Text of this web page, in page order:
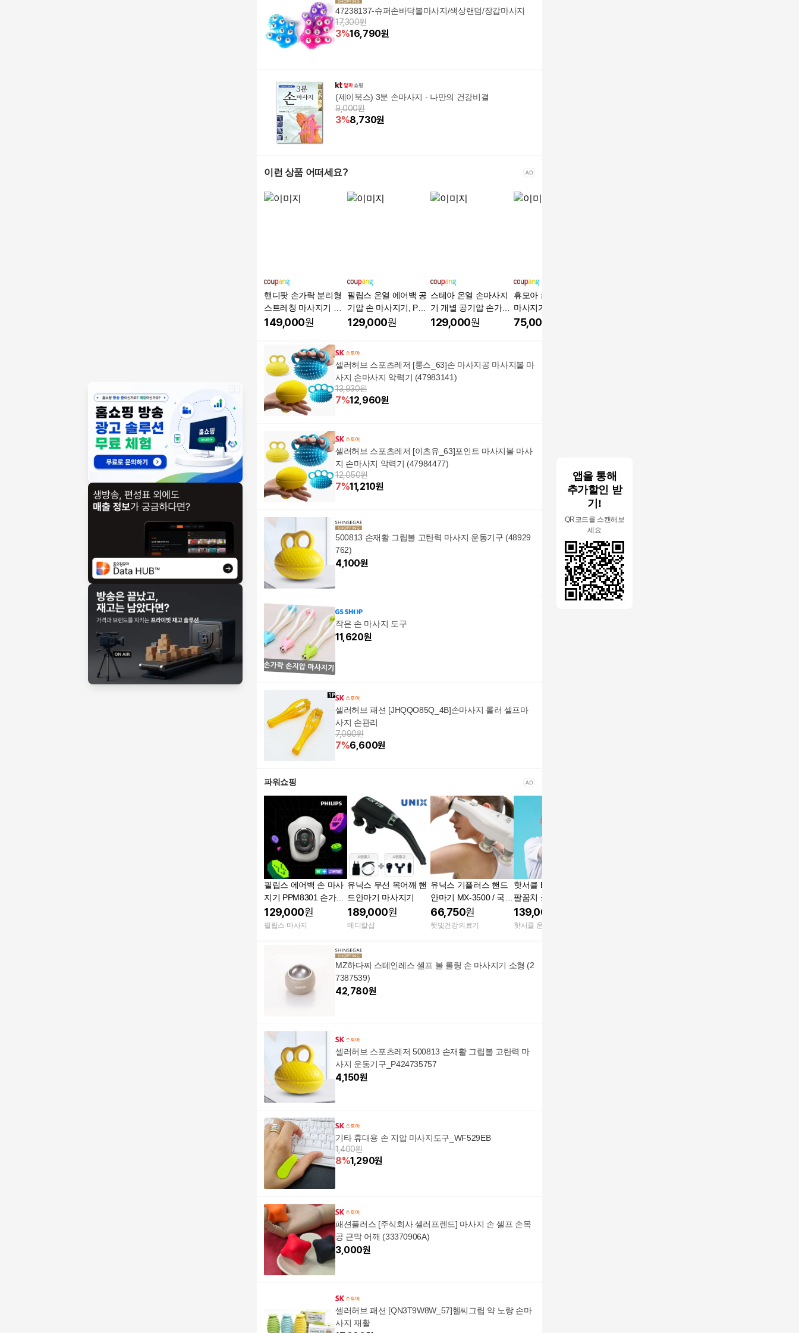
앱을 통해
추가할인 받
기!
QR코드를 스캔해보
세요
47238137-슈퍼손바닥볼마사지/색상랜덤/장갑마사지
17,300원
3%16,790원
(제이북스) 3분 손마사지 - 나만의 건강비결
9,000원
3%8,730원
이런 상품 어떠세요?
핸디팟 손가락 분리형
스트레칭 마사지기 온
열 손 손목 마사지 기
149,000원
필립스 온열 에어백 공
기압 손 마사지기, PPM
8301, 그레이
129,000원
스테아 온열 손마사지
기 개별 공기압 손가락,
아이보리, WY-HMM
129,000원
휴모아 손모아 장갑 손
마사지기 (온열 공기압
개별 손가락 손목 에어
75,000
셀러허브 스포츠레저 [룽스_63]손 마사지공 마사지볼 마
사지 손마사지 악력기 (47983141)
13,930원
7%12,960원
셀러허브 스포츠레저 [이츠유_63]포인트 마사지볼 마사
지 손마사지 악력기 (47984477)
12,050원
7%11,210원
500813 손재활 그립볼 고탄력 마사지 운동기구 (48929
762)
4,100원
작은 손 마사지 도구
11,620원
셀러허브 패션 [JHQQO85Q_4B]손마사지 롤러 셀프마
사지 손관리
7,090원
7%6,600원
파워쇼핑
필립스 에어백 손 마사
지기 PPM8301 손가락
손목 온열 안마기
129,000원
필립스 마사지
유닉스 무선 목어깨 핸
드안마기 마사지기
189,000원
메디칼샵
유닉스 기플러스 핸드
안마기 MX-3500 / 국산
제품 고성능타격봉 마
사지기 최신제조상품
66,750원
햇빛건강의료기
핫서클 EMS 에어 온열
팔꿈치 골프 테니스 전
완근 엘보 마사지기
139,000
핫서클 온라인 스토어
MZ하다찌 스테인레스 셀프 볼 롤링 손 마사지기 소형 (2
7387539)
42,780원
셀러허브 스포츠레저 500813 손재활 그립볼 고탄력 마
사지 운동기구_P424735757
4,150원
기타 휴대용 손 지압 마사지도구_WF529EB
1,400원
8%1,290원
패션플러스 [주식회사 셀러프렌드] 마사지 손 셀프 손목
공 근막 어깨 (33370906A)
3,000원
셀러허브 패션 [QN3T9W8W_57]헬씨그립 약 노랑 손마
사지 재활